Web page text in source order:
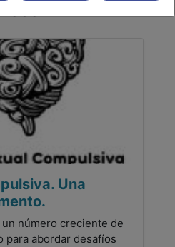
Una
un número creciente de
para abordar desafíos